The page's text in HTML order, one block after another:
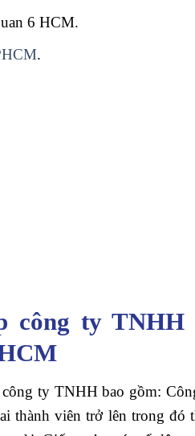
6 HCM.
.
công ty
ty TNHH bao gồm:
thành viên trở lên trong đó